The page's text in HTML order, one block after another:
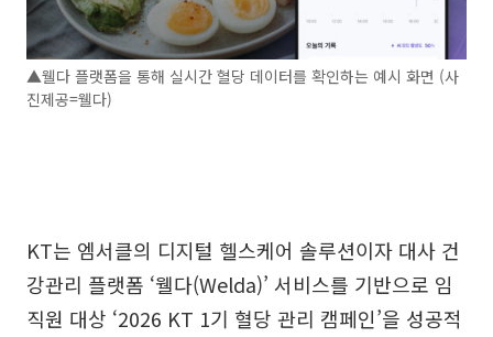
▲웰다 플랫폼을 통해 실시간 혈당 데이터를 확인하는 예시 화면 (사
진제공=웰다)
KT는 엠서클의 디지털 헬스케어 솔루션이자 대사 건
강관리 플랫폼 ‘웰다(Welda)’ 서비스를 기반으로 임
직원 대상 ‘2026 KT 1기 혈당 관리 캠페인’을 성공적